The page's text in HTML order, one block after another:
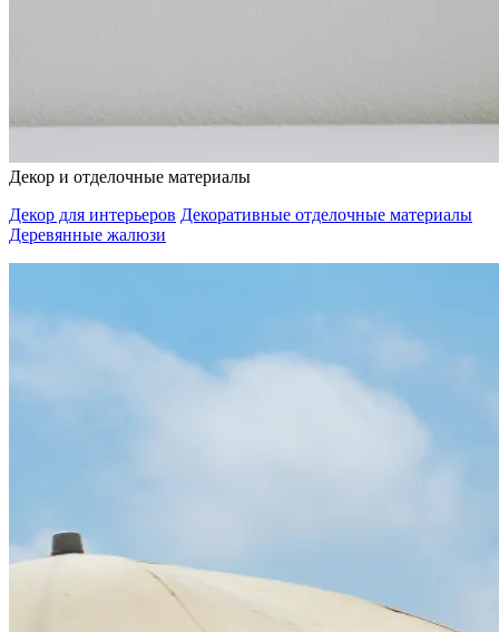
Декор и отделочные материалы
Декор для интерьеров Декоративные отделочные материалы
Деревянные жалюзи